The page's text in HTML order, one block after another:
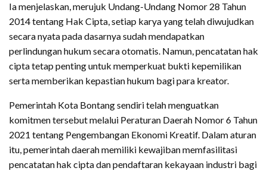
Ia menjelaskan, merujuk Undang-Undang Nomor 28 Tahun
2014 tentang Hak Cipta, setiap karya yang telah diwujudkan
secara nyata pada dasarnya sudah mendapatkan
perlindungan hukum secara otomatis. Namun, pencatatan hak
cipta tetap penting untuk memperkuat bukti kepemilikan
serta memberikan kepastian hukum bagi para kreator.
Pemerintah Kota Bontang sendiri telah menguatkan
komitmen tersebut melalui Peraturan Daerah Nomor 6 Tahun
2021 tentang Pengembangan Ekonomi Kreatif. Dalam aturan
itu, pemerintah daerah memiliki kewajiban memfasilitasi
pencatatan hak cipta dan pendaftaran kekayaan industri bagi